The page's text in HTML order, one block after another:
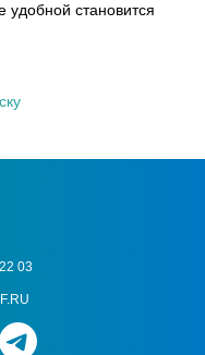
становится
03